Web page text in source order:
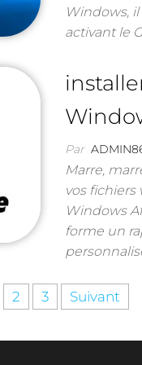
Windows,
activant le
Par
Marre,
vos
Windows
forme un
2 3 Suivant